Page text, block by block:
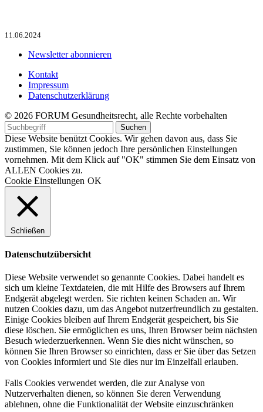
11.06.2024
Newsletter abonnieren
Kontakt
Impressum
Datenschutzerklärung
© 2026 FORUM Gesundheitsrecht, alle Rechte vorbehalten
Diese Website benützt Cookies. Wir gehen davon aus, dass Sie
zustimmen, Sie können jedoch Ihre persönlichen Einstellungen
vornehmen. Mit dem Klick auf "OK" stimmen Sie dem Einsatz von
ALLEN Cookies zu.
Cookie Einstellungen OK
Schließen
Datenschutzübersicht
Diese Website verwendet so genannte Cookies. Dabei handelt es
sich um kleine Textdateien, die mit Hilfe des Browsers auf Ihrem
Endgerät abgelegt werden. Sie richten keinen Schaden an. Wir
nutzen Cookies dazu, um das Angebot nutzerfreundlich zu gestalten.
Einige Cookies bleiben auf Ihrem Endgerät gespeichert, bis Sie
diese löschen. Sie ermöglichen es uns, Ihren Browser beim nächsten
Besuch wiederzuerkennen. Wenn Sie dies nicht wünschen, so
können Sie Ihren Browser so einrichten, dass er Sie über das Setzen
von Cookies informiert und Sie dies nur im Einzelfall erlauben.
Falls Cookies verwendet werden, die zur Analyse von
Nutzerverhalten dienen, so können Sie deren Verwendung
ablehnen, ohne die Funktionalität der Website einzuschränken